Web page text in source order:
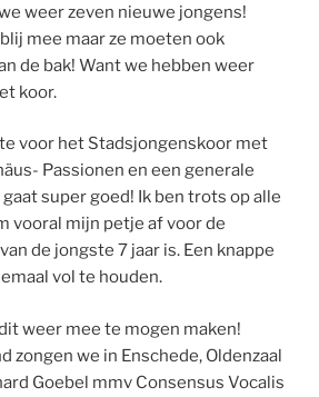
weer zeven nieuwe jongens!
mee maar ze moeten ook
de bak! Want we hebben weer
koor.
voor het Stadsjongenskoor met
Passionen en een generale
super goed! Ik ben trots op alle
vooral mijn petje af voor de
de jongste 7 jaar is. Een knappe
vol te houden.
weer mee te mogen maken!
zongen we in Enschede, Oldenzaal
Goebel mmv Consensus Vocalis